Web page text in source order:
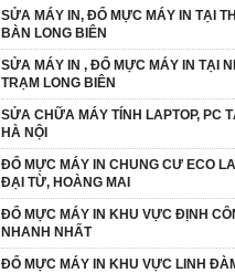
SỬA MÁY IN, ĐỔ MỰC MÁY IN TẠI
BÀN LONG BIÊN
SỬA MÁY IN , ĐỔ MỰC MÁY IN TẠI
TRẠM LONG BIÊN
SỬA CHỮA MÁY TÍNH LAPTOP, PC
HÀ NỘI
ĐỔ MỰC MÁY IN CHUNG CƯ ECO
ĐẠI TỪ, HOÀNG MAI
ĐỔ MỰC MÁY IN KHU VỰC ĐỊNH
NHANH NHẤT
ĐỔ MỰC MÁY IN KHU VỰC LINH